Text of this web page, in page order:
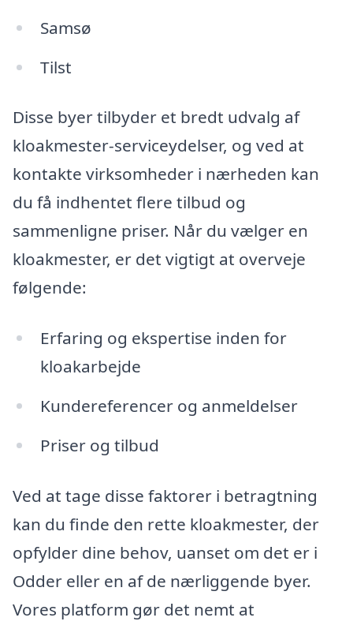
Samsø
Tilst
Disse byer tilbyder et bredt udvalg af
kloakmester-serviceydelser, og ved at
kontakte virksomheder i nærheden kan
du få indhentet flere tilbud og
sammenligne priser. Når du vælger en
kloakmester, er det vigtigt at overveje
følgende:
Erfaring og ekspertise inden for
kloakarbejde
Kundereferencer og anmeldelser
Priser og tilbud
Ved at tage disse faktorer i betragtning
kan du finde den rette kloakmester, der
opfylder dine behov, uanset om det er i
Odder eller en af de nærliggende byer.
Vores platform gør det nemt at